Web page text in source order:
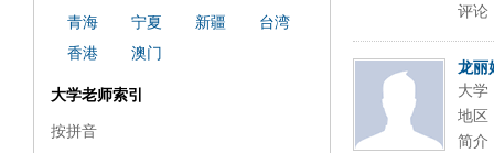
评论
龙丽
大学
地区
简介
青海
宁夏 新疆
台湾
香港
澳门
大学老师索引
按拼音